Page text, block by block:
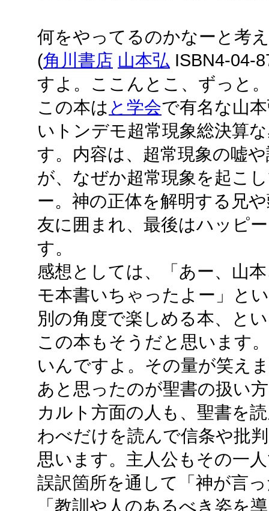
何をやってるのかなーと考
(角川書店 山本弘 ISBN4-04-
すよ。ここんとこ、ずっと。
この本は と学会で有名な山
いトンデモ超常現象総決算
す。内容は、超常現象の嘘
が、なぜか超常現象を起こ
ー。神の正体を解明する兄
友に囲まれ、最後はハッピ
す。
感想としては、「あー、山
モ本書いちゃったよー」と
別の角度で楽しめる本、と
この本もそうだと思います
いんですよ。その量が笑え
あと思ったのが聖書の扱い
カルト方面の人も、聖書を
わべだけを読んで信条や批
思います。主人公もその一
誤訳箇所を通して「神が言
「教訓や人のあるべき姿を